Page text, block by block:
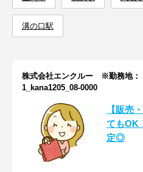
溝の口駅
株式会社エンクルー ※勤務地：
1_kana1205_08-0000
【販売
てもOK
定◎